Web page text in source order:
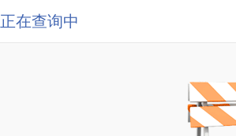
正在查询中